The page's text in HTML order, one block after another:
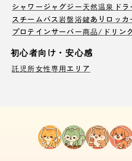
シャワージャグジー天然温泉 ド
スチームバス岩盤浴鍵ありロッカ
プロテインサーバー商品/ドリン
初心者向け・安心感
託児所女性専用エリア